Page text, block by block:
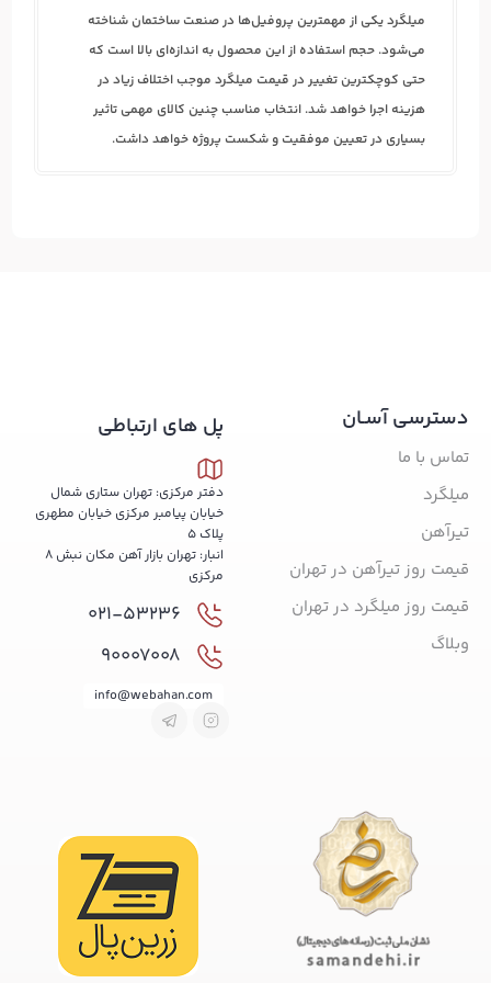
میلگرد یکی از مهمترین پروفیل‌ها در صنعت ساختمان شناخته
می‌شود. حجم استفاده از این محصول به اندازه‌ای بالا است که
حتی کوچکترین تغییر در قیمت میلگرد موجب اختلاف زیاد در
هزینه اجرا خواهد شد. انتخاب مناسب چنین کالای مهمی تاثیر
بسیاری در تعیین موفقیت و شکست پروژه خواهد داشت.
دسترسی آسـان
تماس با ما
میلگرد
تیرآهن
قیمت روز تیرآهن در تهران
قیمت روز میلگرد در تهران
وبلاگ
پل های ارتباطی
دفتر مرکزی: تهران ستاری شمال
خیابان پیامبر مرکزی خیابان مطهری
پلاک 5
انبار: تهران بازار آهن مکان نبش 8
مرکزی
021-53236
90007008
info@webahan.com